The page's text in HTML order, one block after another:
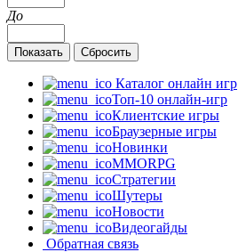
До
Каталог онлайн игр
Топ-10 онлайн-игр
Клиентские игры
Браузерные игры
Новинки
MMORPG
Стратегии
Шутеры
Новости
Видеогайды
Обратная связь